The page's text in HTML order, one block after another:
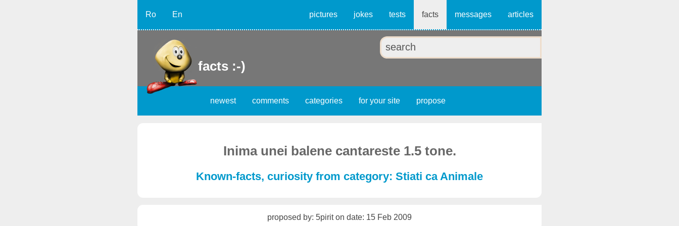
Ro En pictures jokes tests facts messages articles
facts :-)
newest comments categories for your site propose
Inima unei balene cantareste 1.5 tone.
Known-facts, curiosity from category: Stiati ca Animale
proposed by: 5pirit on date: 15 Feb 2009